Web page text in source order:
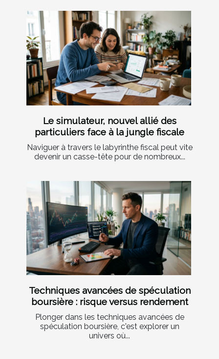
Le simulateur, nouvel allié des
particuliers face à la jungle fiscale
Naviguer à travers le labyrinthe fiscal peut vite
devenir un casse-tête pour de nombreux...
Techniques avancées de spéculation
boursière : risque versus rendement
Plonger dans les techniques avancées de
spéculation boursière, c'est explorer un
univers où...